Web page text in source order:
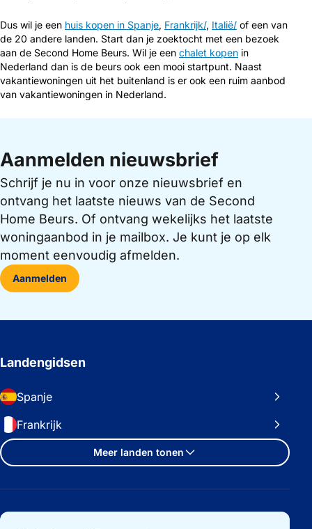
Dus wil je een huis kopen in Spanje, Frankrijk/, Italië/ of een van
de 20 andere landen. Start dan je zoektocht met een bezoek
aan de Second Home Beurs. Wil je een chalet kopen in
Nederland dan is de beurs ook een mooi startpunt. Naast
vakantiewoningen uit het buitenland is er ook een ruim aanbod
van vakantiewoningen in Nederland.
Aanmelden nieuwsbrief
Schrijf je nu in voor onze nieuwsbrief en
ontvang het laatste nieuws van de Second
Home Beurs. Of ontvang wekelijks het laatste
woningaanbod in je mailbox. Je kunt je op elk
moment eenvoudig afmelden.
Aanmelden
Landengidsen
Spanje
Frankrijk
Meer landen tonen
Belangrijke links